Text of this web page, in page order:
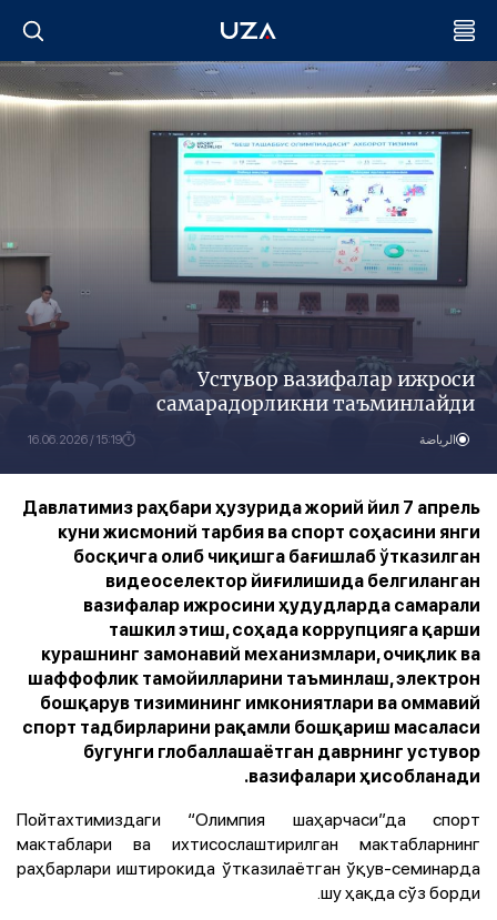
Устувор вазифалар ижроси
самарадорликни таъминлайди
الرياضة 15:19 / 16.06.2026
Давлатимиз раҳбари ҳузурида жорий йил 7 апрель
куни жисмоний тарбия ва спорт соҳасини янги
босқичга олиб чиқишга бағишлаб ўтказилган
видеоселектор йиғилишида белгиланган
вазифалар ижросини ҳудудларда самарали
ташкил этиш, соҳада коррупцияга қарши
курашнинг замонавий механизмлари, очиқлик ва
шаффофлик тамойилларини таъминлаш, электрон
бошқарув тизимининг имкониятлари ва оммавий
спорт тадбирларини рақамли бошқариш масаласи
бугунги глобаллашаётган даврнинг устувор
вазифалари ҳисобланади.
Пойтахтимиздаги “Олимпия шаҳарчаси”да спорт
мактаблари ва ихтисослаштирилган мактабларнинг
раҳбарлари иштирокида ўтказилаётган ўқув-семинарда
шу ҳақда сўз борди.